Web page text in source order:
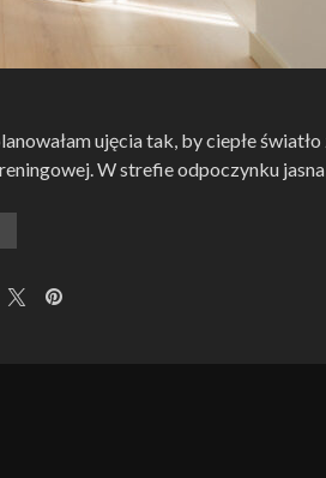
ujęcia tak, by ciepłe światło
W strefie odpoczynku